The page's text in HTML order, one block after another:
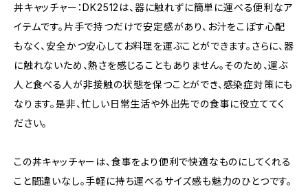
丼キャッチャー：DK2512は、器に触れずに簡単に運べる便利なア
イテムです。片手で持つだけで安定感があり、お汁をこぼす心配
もなく、安全かつ安心してお料理を運ぶことができます。さらに、器
に触れないため、熱さを感じることもありません。そのため、運ぶ
人と食べる人が非接触の状態を保つことができ、感染症対策にも
なります。是非、忙しい日常生活や外出先での食事に役立ててく
ださい。
この丼キャッチャーは、食事をより便利で快適なものにしてくれる
こと間違いなし。手軽に持ち運べるサイズ感も魅力のひとつです。